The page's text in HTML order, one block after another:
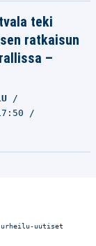
teki
ratkaisun
–
urheilu-uutiset